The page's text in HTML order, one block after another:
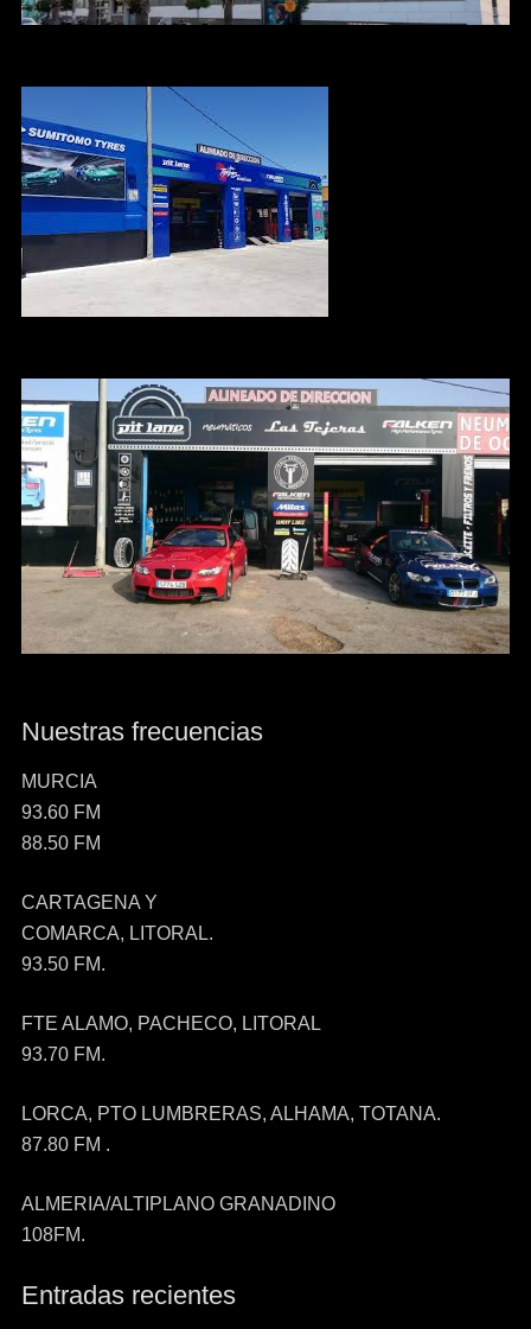
Nuestras frecuencias
MURCIA
93.60 FM
88.50 FM
CARTAGENA Y
COMARCA, LITORAL.
93.50 FM.
FTE ALAMO, PACHECO, LITORAL
93.70 FM.
LORCA, PTO LUMBRERAS, ALHAMA, TOTANA.
87.80 FM .
ALMERIA/ALTIPLANO GRANADINO
108FM.
Entradas recientes